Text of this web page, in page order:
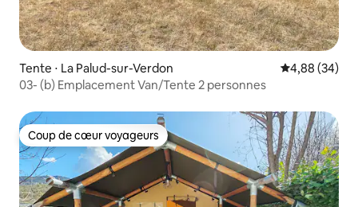
Tente ⋅ La Palud-sur-Verdon Évaluation
4,88 (34)
03- (b) Emplacement Van/Tente 2 personnes
Coup de cœur voyageurs
Coup de cœur voyageurs